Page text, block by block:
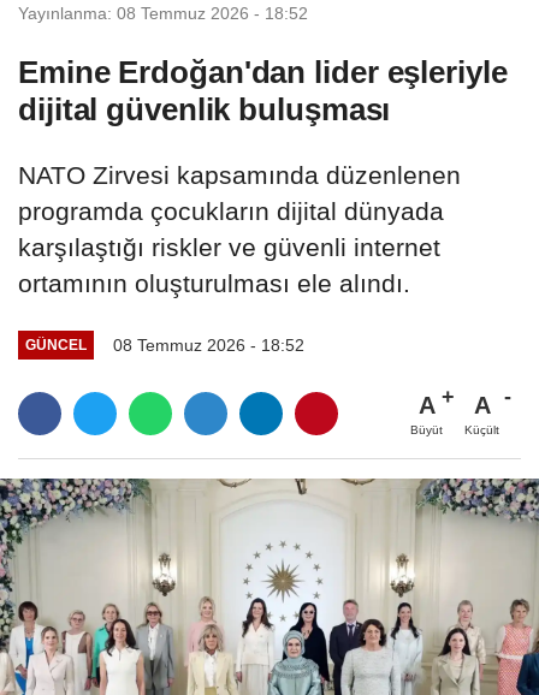
Yayınlanma: 08 Temmuz 2026 - 18:52
Emine Erdoğan'dan lider eşleriyle
dijital güvenlik buluşması
NATO Zirvesi kapsamında düzenlenen
programda çocukların dijital dünyada
karşılaştığı riskler ve güvenli internet
ortamının oluşturulması ele alındı.
GÜNCEL 08 Temmuz 2026 - 18:52
A
Büyüt
A
Küçült